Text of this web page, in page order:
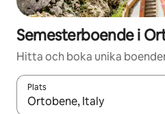
Semesterboende i
Hitta och boka unika
Plats
När resultaten är tillgängliga